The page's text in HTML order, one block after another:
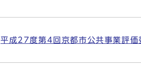
平成27度第4回京都市公共事業評価